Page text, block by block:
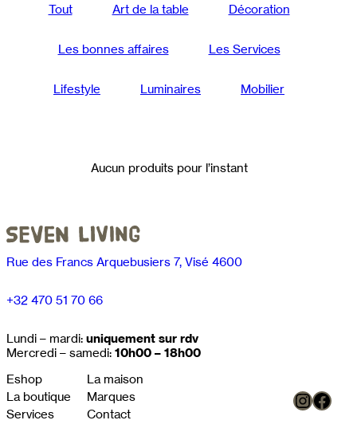
Tout Art de la table Décoration
Les bonnes affaires Les Services
Lifestyle Luminaires Mobilier
Aucun produits pour l’instant
Rue des Francs Arquebusiers 7, Visé 4600
+32 470 51 70 66
Lundi – mardi: uniquement sur rdv
Mercredi – samedi: 10h00 – 18h00
Eshop
La boutique
Services
La maison
Marques
Contact